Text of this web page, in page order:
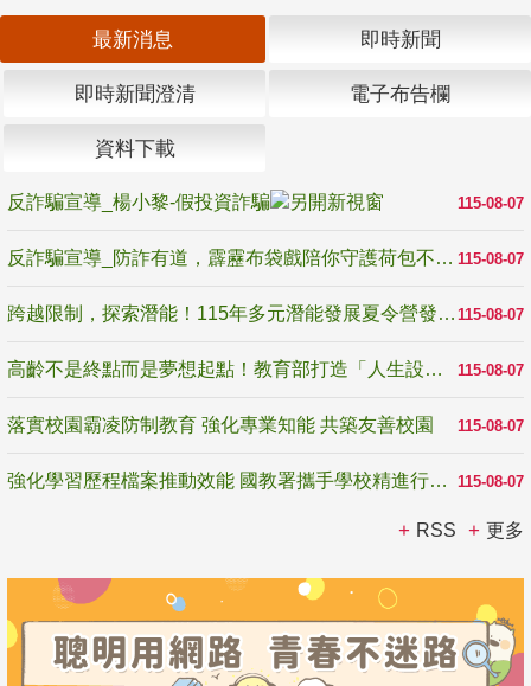
最新消息 即時新聞
即時新聞澄清 電子布告欄
資料下載
115-08-07
反詐騙宣導_楊小黎-假投資詐騙
115-08-07
反詐騙宣導_防詐有道，霹靂布袋戲陪你守護荷包不受騙
115-08-07
跨越限制，探索潛能！115年多元潛能發展夏令營發掘生命無限可能
115-08-07
高齡不是終點而是夢想起點！教育部打造「人生設計夢工場」 參展第3屆高齡健康產業博覽會
115-08-07
落實校園霸凌防制教育 強化專業知能 共築友善校園
115-08-07
強化學習歷程檔案推動效能 國教署攜手學校精進行政與教學支持
RSS 更多